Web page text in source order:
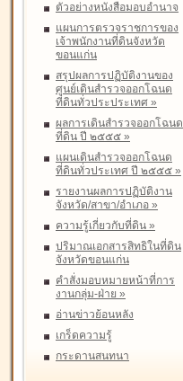
ตัวอย่างหนังสือมอบอำนาจ
แผนการตรวจราชการของ
เจ้าพนักงานที่ดินจังหวัด
ขอนแก่น
สรุปผลการปฏิบัติงานของ
ศูนย์เดินสำรวจออกโฉนด
ที่ดินทั่วประประเทศ »
ผลการเดินสำรวจออกโฉนด
ที่ดิน ปี ๒๕๕๕ »
แผนเดินสำรวจออกโฉนด
ที่ดินทั่วประเทศ ปี ๒๕๕๕ »
รายงานผลการปฏิบัติงาน
จังหวัด/สาขา/อำเภอ »
ความรู้เกี่ยวกับที่ดิน »
ปริมาณเอกสารสิทธิในที่ดิน
จังหวัดขอนแก่น
คำสั่งมอบหมายหน้าที่การ
งานกลุ่ม-ฝ่าย »
อ่านข่าวย้อนหลัง
เกร็ดความรู้
กระดานสนทนา